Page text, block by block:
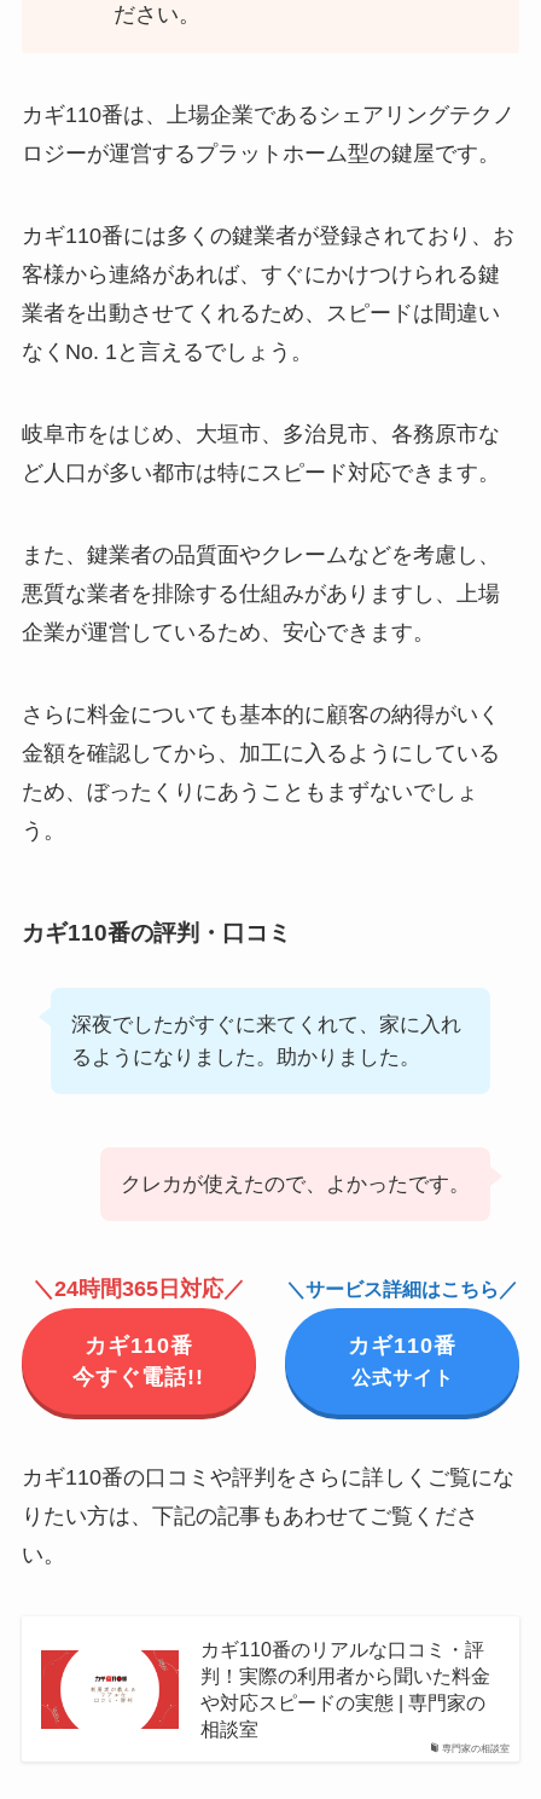
ださい。
カギ110番は、上場企業であるシェアリングテクノ
ロジーが運営するプラットホーム型の鍵屋です。
カギ110番には多くの鍵業者が登録されており、お
客様から連絡があれば、すぐにかけつけられる鍵
業者を出動させてくれるため、スピードは間違い
なくNo. 1と言えるでしょう。
岐阜市をはじめ、大垣市、多治見市、各務原市な
ど人口が多い都市は特にスピード対応できます。
また、鍵業者の品質面やクレームなどを考慮し、
悪質な業者を排除する仕組みがありますし、上場
企業が運営しているため、安心できます。
さらに料金についても基本的に顧客の納得がいく
金額を確認してから、加工に入るようにしている
ため、ぼったくりにあうこともまずないでしょ
う。
カギ110番の評判・口コミ
深夜でしたがすぐに来てくれて、家に入れ
るようになりました。助かりました。
クレカが使えたので、よかったです。
＼24時間365日対応／
カギ110番
今すぐ電話!!
＼サービス詳細はこちら／
カギ110番
公式サイト
カギ110番の口コミや評判をさらに詳しくご覧にな
りたい方は、下記の記事もあわせてご覧くださ
い。
専門家の相談室
カギ110番のリアルな口コミ・評
判！実際の利用者から聞いた料金
や対応スピードの実態 | 専門家の
相談室